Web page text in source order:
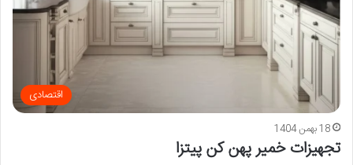
اقتصادی
18 بهمن 1404
تجهیزات خمیر پهن کن پیتزا